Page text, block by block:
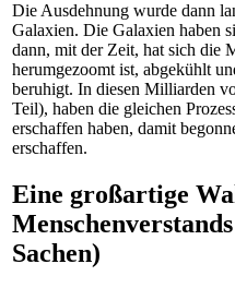
Die Ausdehnung wurde dann
Galaxien. Die Galaxien haben
dann, mit der Zeit, hat sich die
herumgezoomt ist, abgekühlt
beruhigt. In diesen Milliarden
Teil), haben die gleichen
erschaffen haben, damit
erschaffen.
Eine großartige
Sachen)